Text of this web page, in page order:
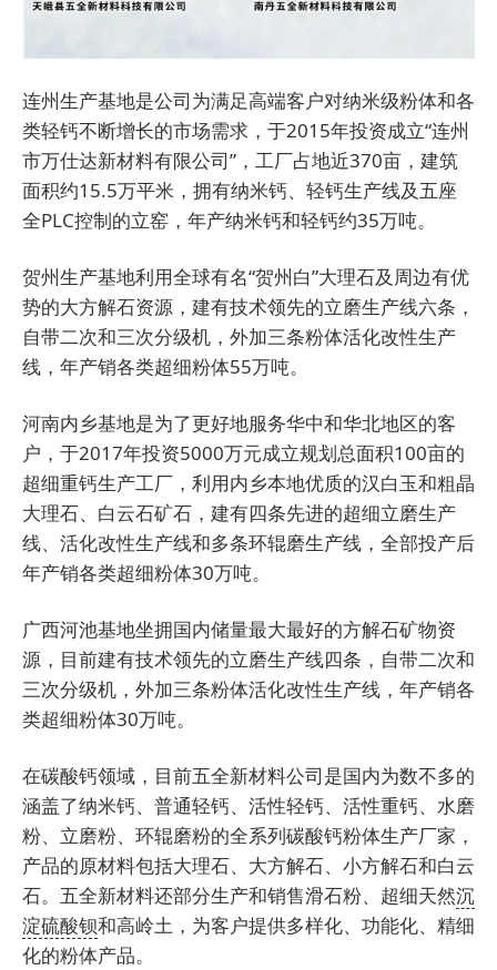
连州生产基地是公司为满足高端客户对纳米级粉体和各
类轻钙不断增长的市场需求，于2015年投资成立“连州
市万仕达新材料有限公司”，工厂占地近370亩，建筑
面积约15.5万平米，拥有纳米钙、轻钙生产线及五座
全PLC控制的立窑，年产纳米钙和轻钙约35万吨。
贺州生产基地利用全球有名“贺州白”大理石及周边有优
势的大方解石资源，建有技术领先的立磨生产线六条，
自带二次和三次分级机，外加三条粉体活化改性生产
线，年产销各类超细粉体55万吨。
河南内乡基地是为了更好地服务华中和华北地区的客
户，于2017年投资5000万元成立规划总面积100亩的
超细重钙生产工厂，利用内乡本地优质的汉白玉和粗晶
大理石、白云石矿石，建有四条先进的超细立磨生产
线、活化改性生产线和多条环辊磨生产线，全部投产后
年产销各类超细粉体30万吨。
广西河池基地坐拥国内储量最大最好的方解石矿物资
源，目前建有技术领先的立磨生产线四条，自带二次和
三次分级机，外加三条粉体活化改性生产线，年产销各
类超细粉体30万吨。
在碳酸钙领域，目前五全新材料公司是国内为数不多的
涵盖了纳米钙、普通轻钙、活性轻钙、活性重钙、水磨
粉、立磨粉、环辊磨粉的全系列碳酸钙粉体生产厂家，
产品的原材料包括大理石、大方解石、小方解石和白云
石。 五全新材料还部分生产和销售滑石粉、超细天然沉
淀硫酸钡和高岭土，为客户提供多样化、功能化、精细
化的粉体产品。